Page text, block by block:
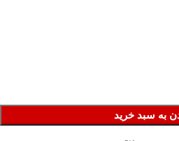
به سبد خرید